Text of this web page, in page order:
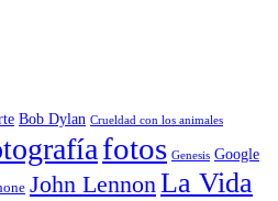
Bob Dylan Crueldad con los animales
fotos Genesis Google
John LennonLa Vida